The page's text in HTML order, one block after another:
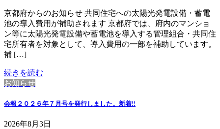
京都府からのお知らせ 共同住宅への太陽光発電設備・蓄電
池の導入費用が補助されます 京都府では、府内のマンショ
ン等に太陽光発電設備や蓄電池を導入する管理組合・共同住
宅所有者を対象として、導入費用の一部を補助しています。
補 […]
続きを読む
お知らせ
会報２０２６年７月号を発行しました。 新着!!
2026年8月3日